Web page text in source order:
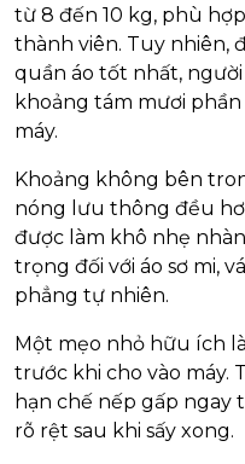
từ 8 đến 10 kg, phù
thành viên. Tuy nhiên,
quần áo tốt nhất,
khoảng tám mươi
máy.
Khoảng không bên
nóng lưu thông đều
được làm khô nhẹ
trọng đối với áo sơ mi,
phẳng tự nhiên.
Một mẹo nhỏ hữu ích
trước khi cho vào máy.
hạn chế nếp gấp ngay
rõ rệt sau khi sấy xong.